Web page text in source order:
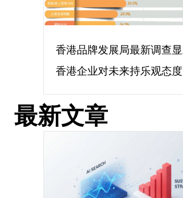
香港品牌发展局最新调查显
香港企业对未来持乐观态度
最新文章